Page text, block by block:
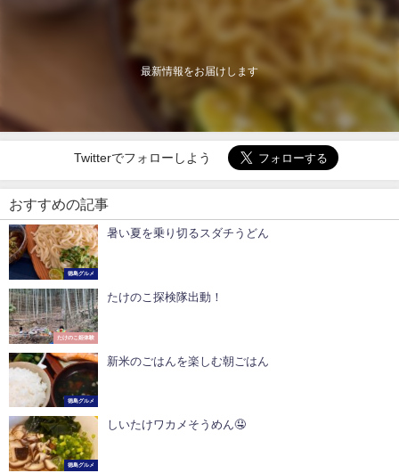
最新情報をお届けします
Twitterでフォローしよう
おすすめの記事
徳島グルメ
暑い夏を乗り切るスダチうどん
たけのこ姫体験
たけのこ探検隊出動！
徳島グルメ
新米のごはんを楽しむ朝ごはん
徳島グルメ
しいたけワカメそうめん🤤